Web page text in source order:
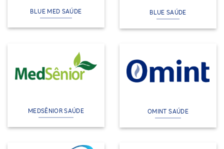
BLUE MED SAÚDE BLUE SAÚDE
MEDSÊNIOR SAÚDE OMINT SAÚDE